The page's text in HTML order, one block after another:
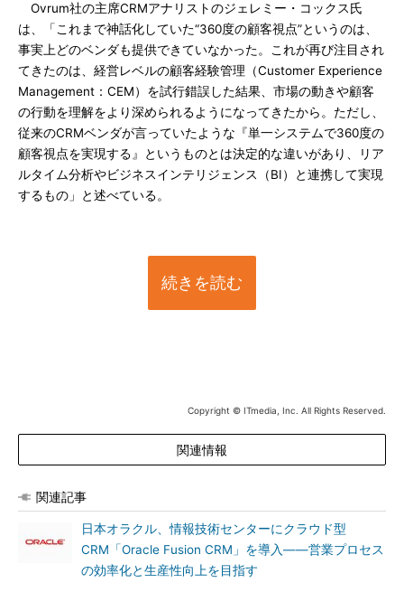
Ovrum社の主席CRMアナリストのジェレミー・コックス氏
は、「これまで神話化していた“360度の顧客視点”というのは、
事実上どのベンダも提供できていなかった。これが再び注目され
てきたのは、経営レベルの顧客経験管理（Customer Experience
Management：CEM）を試行錯誤した結果、市場の動きや顧客
の行動を理解をより深められるようになってきたから。ただし、
従来のCRMベンダが言っていたような『単一システムで360度の
顧客視点を実現する』というものとは決定的な違いがあり、リア
ルタイム分析やビジネスインテリジェンス（BI）と連携して実現
するもの」と述べている。
続きを読む
Copyright © ITmedia, Inc. All Rights Reserved.
関連情報
関連記事
日本オラクル、情報技術センターにクラウド型
CRM「Oracle Fusion CRM」を導入――営業プロセス
の効率化と生産性向上を目指す